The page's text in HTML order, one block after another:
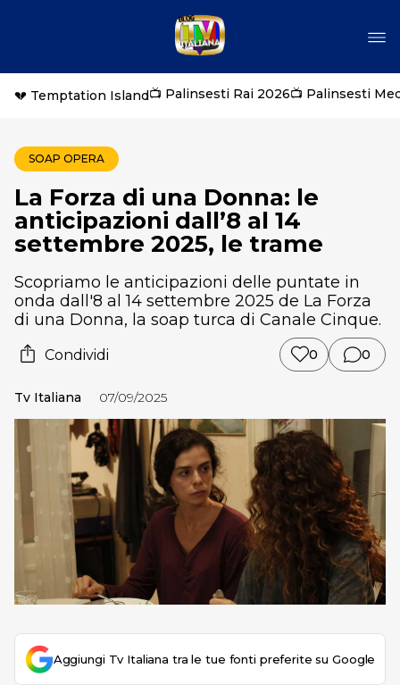
💔 Temptation Island📺 Palinsesti Rai 2026📺 Palinsesti
SOAP OPERA
La Forza di una Donna: le
anticipazioni dall’8 al 14
settembre 2025, le trame
Scopriamo le anticipazioni delle puntate in
onda dall'8 al 14 settembre 2025 de La Forza
di una Donna, la soap turca di Canale Cinque.
Condividi 0 0
Tv Italiana 07/09/2025
Aggiungi Tv Italiana tra le tue fonti preferite su Google